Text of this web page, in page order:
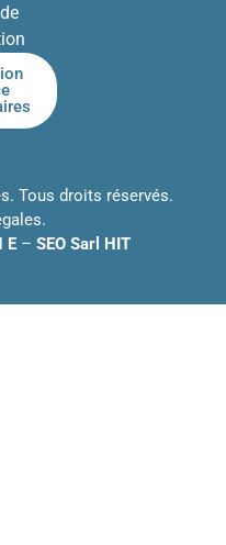
Tous droits réservés.
.
E – SEO Sarl HIT